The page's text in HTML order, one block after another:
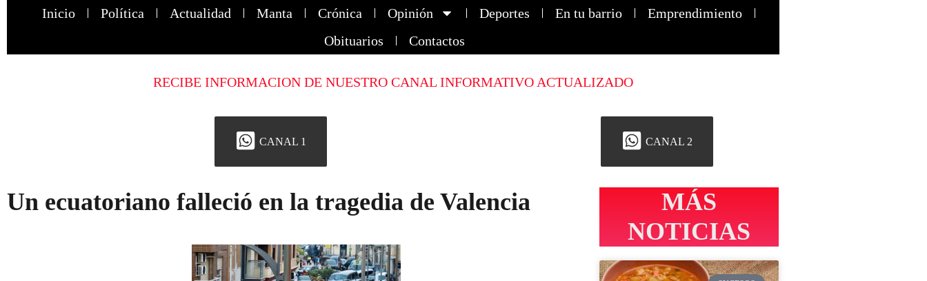
Inicio Política Actualidad Manta Crónica Opinión Deportes En tu barrio
Emprendimiento
Obituarios
Contactos
RECIBE INFORMACION DE NUESTRO CANAL INFORMATIVO ACTUALIZADO
CANAL 1 CANAL 2
Un ecuatoriano falleció en la tragedia de Valencia
MÁS
NOTICIAS